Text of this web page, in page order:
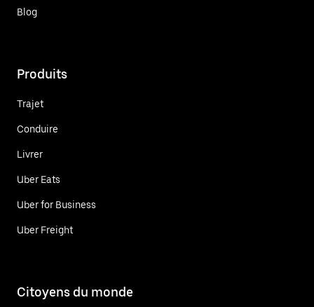
Blog
Produits
Trajet
Conduire
Livrer
Uber Eats
Uber for Business
Uber Freight
Citoyens du monde